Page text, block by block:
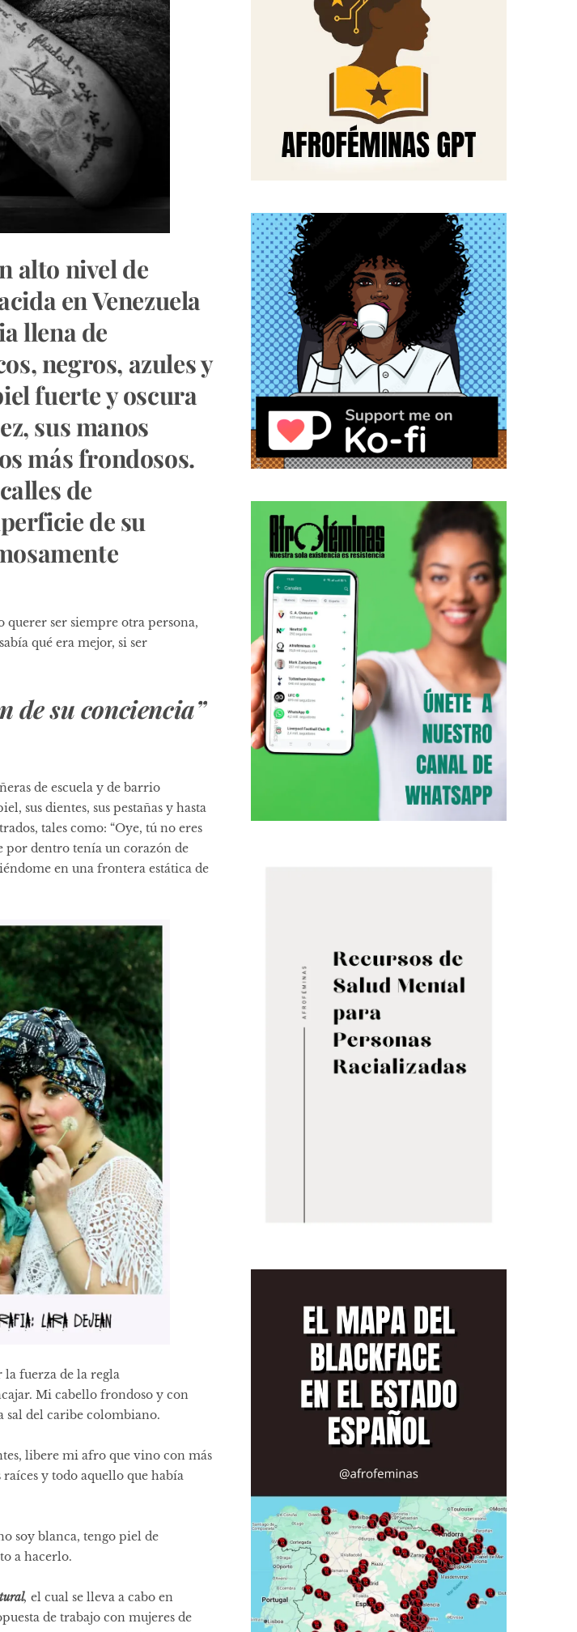
alto nivel de
en Venezuela
llena de
negros, azules y
fuerte y oscura
sus manos
más frondosos.
de
de su
ser siempre otra persona,
qué era mejor, si ser
de su conciencia”
de escuela y de barrio
sus dientes, sus pestañas y hasta
tales como: “Oye, tú no eres
por dentro tenía un corazón de
en una frontera estática de
la fuerza de la regla
Mi cabello frondoso y con
sal del caribe colombiano.
libere mi afro que vino con más
y todo aquello que había
soy blanca, tengo piel de
a hacerlo.
, el cual se lleva a cabo en
de trabajo con mujeres de